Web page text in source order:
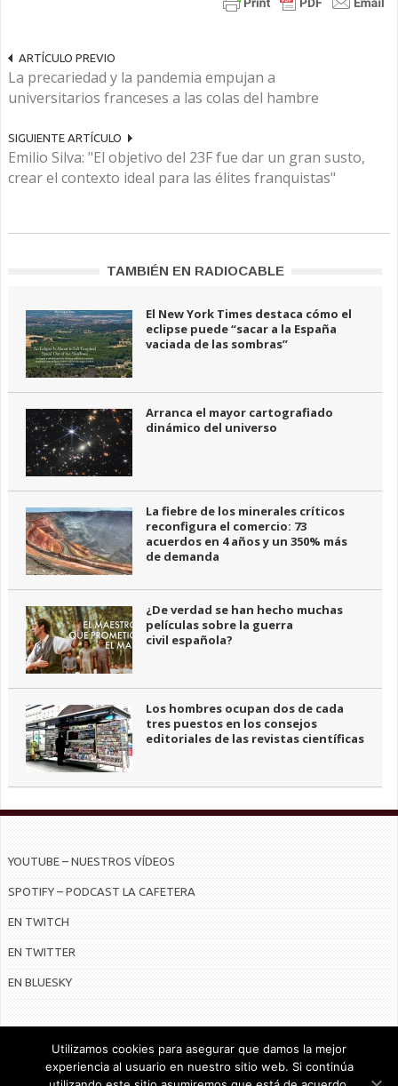
ARTÍCULO PREVIO
La precariedad y la pandemia empujan a
universitarios franceses a las colas del hambre
SIGUIENTE ARTÍCULO
Emilio Silva: "El objetivo del 23F fue dar un gran susto,
crear el contexto ideal para las élites franquistas"
TAMBIÉN EN RADIOCABLE
El New York Times destaca cómo el
eclipse puede “sacar a la España
vaciada de las sombras”
Arranca el mayor cartografiado
dinámico del universo
La fiebre de los minerales críticos
reconfigura el comercio: 73
acuerdos en 4 años y un 350% más
de demanda
¿De verdad se han hecho muchas
películas sobre la guerra
civil española?
Los hombres ocupan dos de cada
tres puestos en los consejos
editoriales de las revistas científicas
YOUTUBE – NUESTROS VÍDEOS
SPOTIFY – PODCAST LA CAFETERA
EN TWITCH
EN TWITTER
EN BLUESKY
Utilizamos cookies para asegurar que damos la mejor
experiencia al usuario en nuestro sitio web. Si continúa